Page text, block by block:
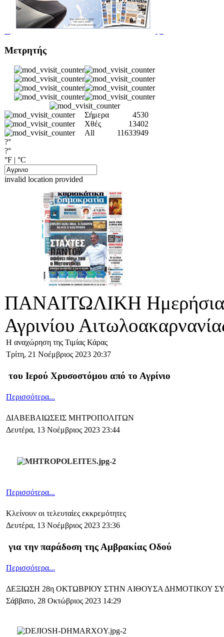
Μετρητής
Σήμερα
4530
Χθές
13402
All
11633949
?°
?°
°F | °C
invalid location provided
ΠΑΝΑΙΤΩΛΙΚΗ Ημερήσια
Αγρινίου
Η αναχώρηση της Τιμίας Κάρας
Τρίτη, 21 Νοέμβριος 2023 20:37
του Ιερού Χρυσοστόμου από το Αγρίνιο
Περισσότερα...
ΔΙΑΒΕΒΑΙΩΣΕΙΣ ΜΗΤΡΟΠΟΛΙΤΩΝ
Δευτέρα, 13 Νοέμβριος 2023 23:44
Περισσότερα...
Κλείνουν οι τελευταίες εκκρεμότητες
Δευτέρα, 13 Νοέμβριος 2023 23:36
για την παράδοση της Αμβρακίας Οδού
Περισσότερα...
ΔΕΞΙΩΣΗ 28η ΟΚΤΩΒΡΙΟΥ ΣΤΗΝ ΑΙΘΟΥΣΑ ΔΗΜΟΤΙΚΟΥ
Σάββατο, 28 Οκτώβριος 2023 14:29